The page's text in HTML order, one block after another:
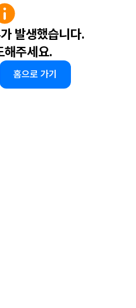
발생했습니다.
해주세요.
홈으로 가기